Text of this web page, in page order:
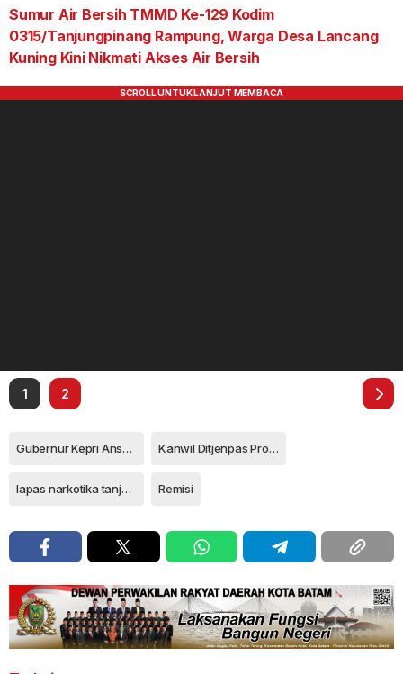
Sumur Air Bersih TMMD Ke-129 Kodim
0315/Tanjungpinang Rampung, Warga Desa Lancang
Kuning Kini Nikmati Akses Air Bersih
1 2
Gubernur Kepri Ansar Ahmad Kanwil Ditjenpas Provinsi Kepri
lapas narkotika tanjungpinang Remisi